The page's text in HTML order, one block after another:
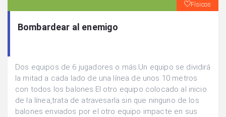
Físicos
Bombardear al enemigo
Dos equipos de 6 jugadores o más.Un equipo se dividirá
la mitad a cada lado de una línea de unos 10 metros
con todos los balones.El otro equipo colocado al inicio
de la línea,trata de atravesarla sin que ninguno de los
balones enviados por el otro equipo impacte en sus